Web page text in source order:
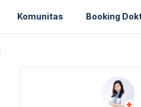
Komunitas Booking